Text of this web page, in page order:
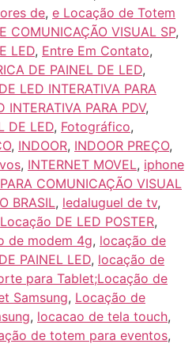
de, e Locação de Totem
COMUNICAÇÃO VISUAL SP,
LED, Entre Em Contato,
DE PAINEL DE LED,
LED INTERATIVA PARA
INTERATIVA PARA PDV,
DE LED, Fotográfico,
, INDOOR, INDOOR PREÇO,
, INTERNET MOVEL, iphone
COMUNICAÇÃO VISUAL
BRASIL, ledaluguel de tv,
Locação DE LED POSTER,
de modem 4g, locação de
PAINEL LED, locação de
para Tablet;Locação de
Samsung, Locação de
, locacao de tela touch,
de totem para eventos,